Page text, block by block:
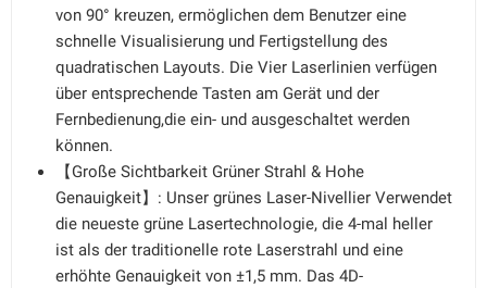
von 90° kreuzen, ermöglichen dem Benutzer eine
schnelle Visualisierung und Fertigstellung des
quadratischen Layouts. Die Vier Laserlinien verfügen
über entsprechende Tasten am Gerät und der
Fernbedienung,die ein- und ausgeschaltet werden
können.
【Große Sichtbarkeit Grüner Strahl & Hohe
Genauigkeit】: Unser grünes Laser-Nivellier Verwendet
die neueste grüne Lasertechnologie, die 4-mal heller
ist als der traditionelle rote Laserstrahl und eine
erhöhte Genauigkeit von ±1,5 mm. Das 4D-